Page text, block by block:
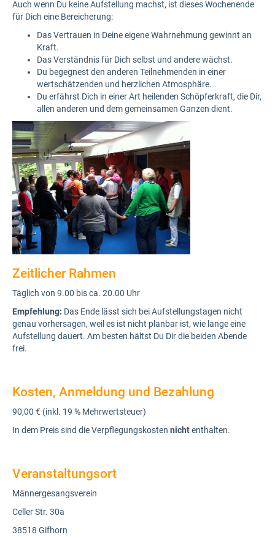
Auch wenn Du keine Aufstellung machst, ist dieses Wochenende
für Dich eine Bereicherung:
Das Vertrauen in Deine eigene Wahrnehmung gewinnt an
Kraft.
Das Verständnis für Dich selbst und andere wächst.
Du begegnest den anderen Teilnehmenden in einer
wertschätzenden und herzlichen Atmosphäre.
Du erfährst Dich in einer Art heilenden Schöpferkraft, die Dir,
allen anderen und dem gemeinsamen Ganzen dient.
Zeitlicher Rahmen
Täglich von 9.00 bis ca. 20.00 Uhr
Empfehlung: Das Ende lässt sich bei Aufstellungstagen nicht
genau vorhersagen, weil es ist nicht planbar ist, wie lange eine
Aufstellung dauert. Am besten hältst Du Dir die beiden Abende
frei.
Kosten, Anmeldung und Bezahlung
90,00 € (inkl. 19 % Mehrwertsteuer)
In dem Preis sind die Verpflegungskosten nichtenthalten.
Veranstaltungsort
Männergesangsverein
Celler Str. 30a
38518 Gifhorn